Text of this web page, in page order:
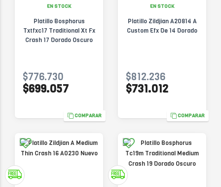
EN STOCK
Platillo Bosphorus
Txtfxc17 Traditional Xt Fx
Crash 17 Dorado Oscuro
$776.730
$699.057
COMPARAR
EN STOCK
Platillo Zildjian A20814 A
Custom Efx De 14 Dorado
$812.236
$731.012
COMPARAR